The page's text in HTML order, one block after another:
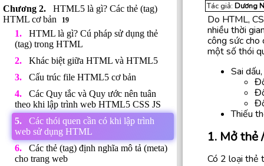
HTML5 là gì? Các thẻ (tag)
HTML cơ bản
19
HTML là gì? Cú pháp sử dụng thẻ
(tag) trong HTML
Khác biệt giữa HTML và HTML5
Cấu trúc file HTML5 cơ bản
Các Quy tắc và Quy ước nên tuân
theo khi lập trình web HTML5 CSS JS
Các thói quen cần có khi lập trình
web sử dụng HTML
Các thẻ (tag) định nghĩa mô tả (meta)
cho trang web
Tác giả: Dương
Do HTML,
nhiều thời
công sức cho
một số thói
Sai
Thiếu
1. Mở thẻ
Có 2 loại thẻ